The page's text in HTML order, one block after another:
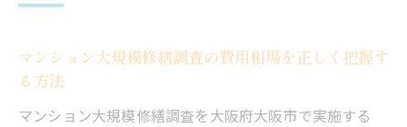
マンション大規模修繕調査の費用相場を正しく把握す
る方法
マンション大規模修繕調査を大阪府大阪市で実施する